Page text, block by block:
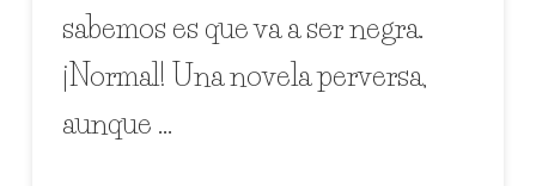
sabemos es que va a ser negra.
¡Normal! Una novela perversa,
aunque …